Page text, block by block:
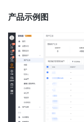
产品示例图